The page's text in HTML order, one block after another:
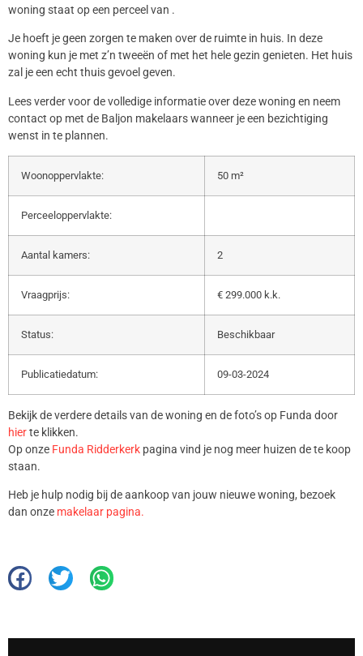
woning staat op een perceel van .
Je hoeft je geen zorgen te maken over de ruimte in huis. In deze
woning kun je met z’n tweeën of met het hele gezin genieten. Het huis
zal je een echt thuis gevoel geven.
Lees verder voor de volledige informatie over deze woning en neem
contact op met de Baljon makelaars wanneer je een bezichtiging
wenst in te plannen.
Woonoppervlakte: 50 m²
Perceeloppervlakte:
Aantal kamers: 2
Vraagprijs: € 299.000 k.k.
Status: Beschikbaar
Publicatiedatum: 09-03-2024
Bekijk de verdere details van de woning en de foto’s op Funda door
hierte klikken.
Op onze Funda Ridderkerk pagina vind je nog meer huizen de te koop
staan.
Heb je hulp nodig bij de aankoop van jouw nieuwe woning, bezoek
dan onze makelaar pagina.